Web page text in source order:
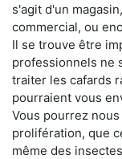
s'agit d'un
commercial, ou
Il se trouve être
professionnels ne
traiter les cafards
pourraient vous
Vous pourrez
prolifération, que
même des